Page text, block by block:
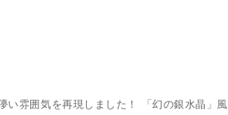
い雰囲気を再現しました！ 「幻の銀水晶」風